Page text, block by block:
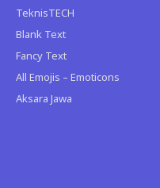
TeknisTECH
Blank Text
Fancy Text
All Emojis – Emoticons
Aksara Jawa